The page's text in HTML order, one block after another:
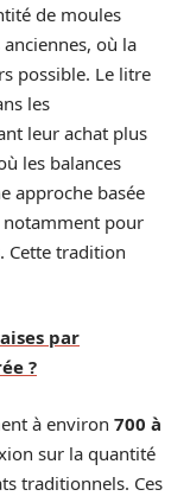
de moules
où la
possible. Le litre
les
leur achat plus
les balances
approche basée
pour
Cette tradition
par
?
à environ 700 à
sur la quantité
traditionnels. Ces